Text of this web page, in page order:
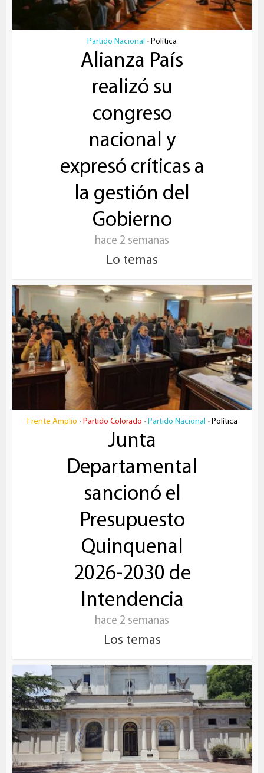
Partido Nacional • Política
Alianza País
realizó su
congreso
nacional y
expresó críticas a
la gestión del
Gobierno
hace 2 semanas
Lo temas
Frente Amplio • Partido Colorado • Partido Nacional • Política
Junta
Departamental
sancionó el
Presupuesto
Quinquenal
2026-2030 de
Intendencia
hace 2 semanas
Los temas